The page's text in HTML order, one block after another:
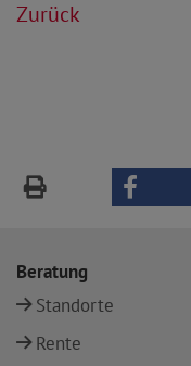
Zurück
Beratung
Standorte
Rente